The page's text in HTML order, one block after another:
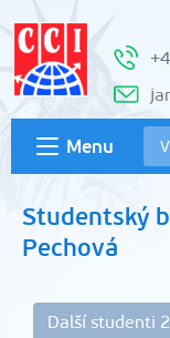
Menu
Studentský
Pechová
Další studenti